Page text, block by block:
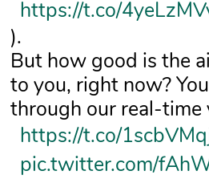
https://t.co/
).
But how good is the
to you, right now?
through our real-
https://t.co/
pic.twitter.com/